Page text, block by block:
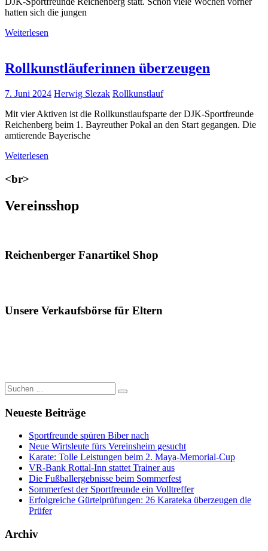
hatten sich die jungen
Weiterlesen
Rollkunstläuferinnen überzeugen
7. Juni 2024 Herwig Slezak Rollkunstlauf
Mit vier Aktiven ist die Rollkunstlaufsparte der DJK-Sportfreunde
Reichenberg beim 1. Bayreuther Pokal an den Start gegangen. Die
amtierende Bayerische
Weiterlesen
<br>
Vereinsshop
Reichenberger Fanartikel Shop
Unsere Verkaufsbörse für Eltern
Suchen
nach:
Suchen
Neueste Beiträge
Sportfreunde spüren Biber nach
Neue Wirtsleute fürs Vereinsheim gesucht
Karate: Tolle Leistungen beim 2. Maya-Memorial-Cup
VR-Bank Rottal-Inn stattet Trainer aus
Die Fußballergebnisse beim Sommerfest
Sommerfest der Sportfreunde ein Volltreffer
Erfolgreiche Gürtelprüfungen: 26 Karateka überzeugen die
Prüfer
Archiv